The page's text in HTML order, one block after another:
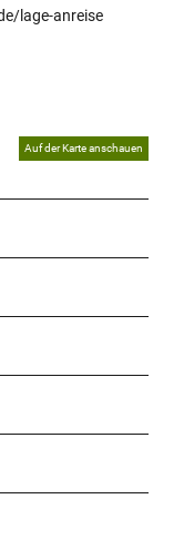
lage-anreise
Auf der Karte anschauen